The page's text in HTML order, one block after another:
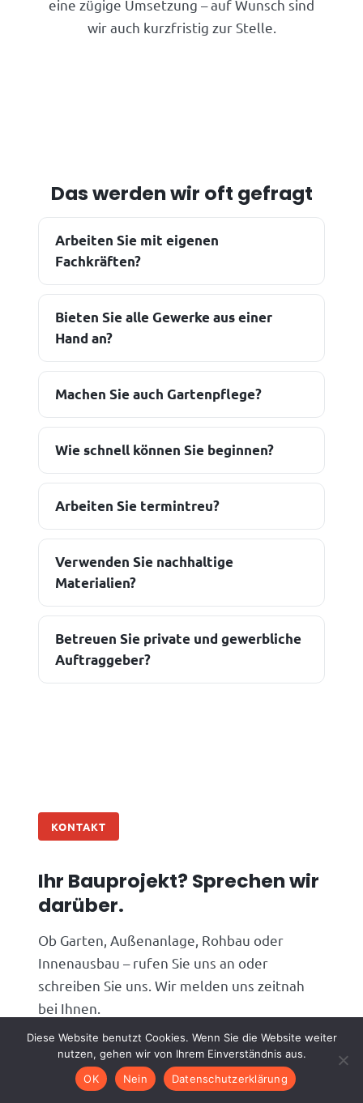
eine zügige Umsetzung – auf Wunsch sind
wir auch kurzfristig zur Stelle.
Das werden wir oft gefragt
Arbeiten Sie mit eigenen
Fachkräften?
Bieten Sie alle Gewerke aus einer
Hand an?
Machen Sie auch Gartenpflege?
Wie schnell können Sie beginnen?
Arbeiten Sie termintreu?
Verwenden Sie nachhaltige
Materialien?
Betreuen Sie private und gewerbliche
Auftraggeber?
KONTAKT
Ihr Bauprojekt? Sprechen wir
darüber.
Ob Garten, Außenanlage, Rohbau oder
Innenausbau – rufen Sie uns an oder
schreiben Sie uns. Wir melden uns zeitnah
bei Ihnen.
Telefon06074 4826910
E-Mail info@alphagc.de
Diese Website benutzt Cookies. Wenn Sie die Website weiter
nutzen, gehen wir von Ihrem Einverständnis aus.
OK
Nein Datenschutzerklärung